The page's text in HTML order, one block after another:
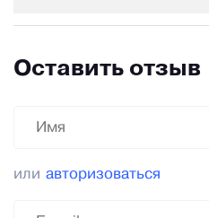
Оставить отзыв
или авторизоваться